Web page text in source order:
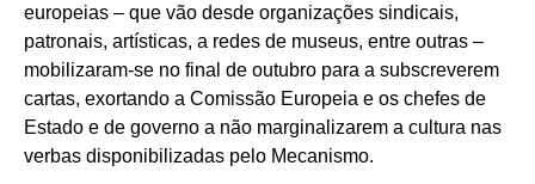
europeias – que vão desde organizações sindicais,
patronais, artísticas, a redes de museus, entre outras –
mobilizaram-se no final de outubro para a subscreverem
cartas, exortando a Comissão Europeia e os chefes de
Estado e de governo a não marginalizarem a cultura nas
verbas disponibilizadas pelo Mecanismo.